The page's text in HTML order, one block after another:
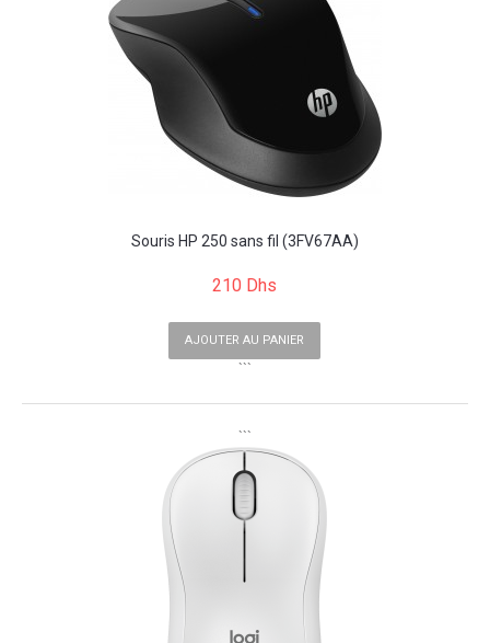
Souris HP 250 sans fil (3FV67AA)
210 Dhs
AJOUTER AU PANIER
```
```